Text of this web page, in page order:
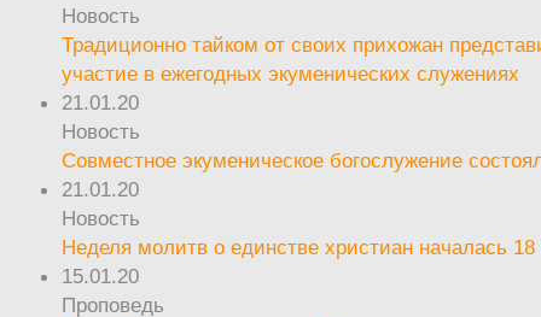
Новость
Традиционно тайком от своих прихожан
участие в ежегодных экуменических служениях
21.01.20
Новость
Совместное экуменическое богослужение
21.01.20
Новость
Неделя молитв о единстве христиан началась 18
15.01.20
Проповедь